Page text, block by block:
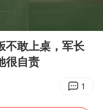
国足U17与阿森纳决赛取消 并列冠军
不敢上桌，军长
很自责
1